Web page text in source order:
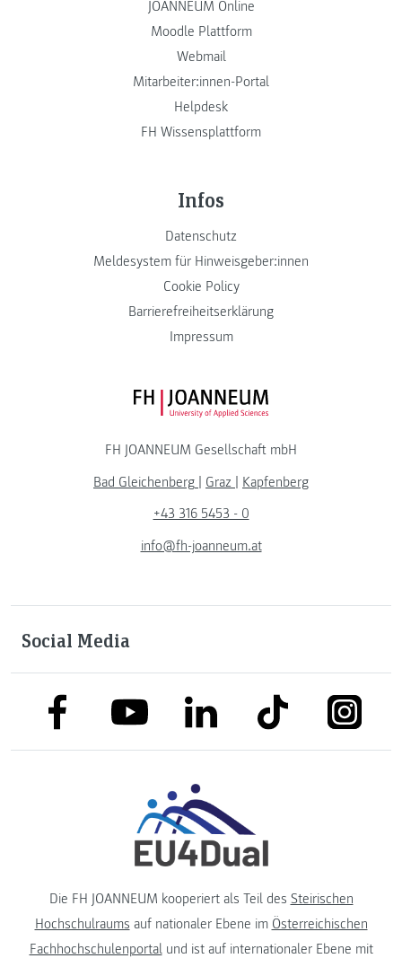
JOANNEUM Online
Moodle Plattform
Webmail
Mitarbeiter:innen-Portal
Helpdesk
FH Wissensplattform
Infos
Datenschutz
Meldesystem für Hinweisgeber:innen
Cookie Policy
Barrierefreiheitserklärung
Impressum
FH JOANNEUM Logo
FH JOANNEUM Gesellschaft mbH
Bad Gleichenberg | Graz | Kapfenberg
+43 316 5453 - 0
info@fh-joanneum.at
Social Media
link to facebooklink to youtubelink to linkedinlink to tiktok link to
Die FH JOANNEUM kooperiert als Teil des Steirischen
Hochschulraums auf nationaler Ebene im Österreichischen
Fachhochschulenportalund ist auf internationaler Ebene mit